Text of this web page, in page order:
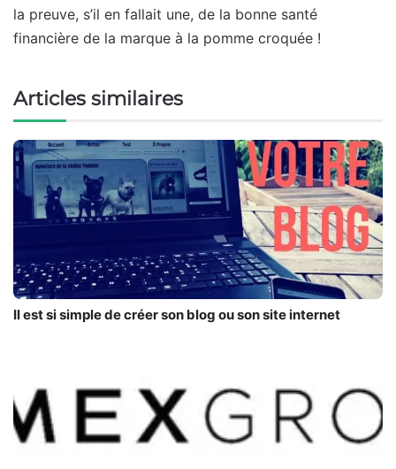
la preuve, s’il en fallait une, de la bonne santé
financière de la marque à la pomme croquée !
Articles similaires
Il est si simple de créer son blog ou son site internet